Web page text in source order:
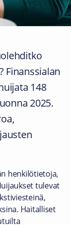
Finanssialan
148
2025.
henkilötietoja,
tulevat
Haitalliset